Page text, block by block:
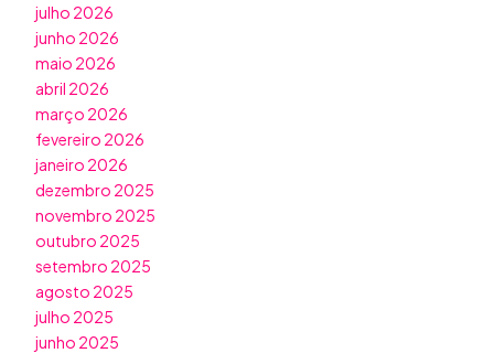
julho 2026
junho 2026
maio 2026
abril 2026
março 2026
fevereiro 2026
janeiro 2026
dezembro 2025
novembro 2025
outubro 2025
setembro 2025
agosto 2025
julho 2025
junho 2025